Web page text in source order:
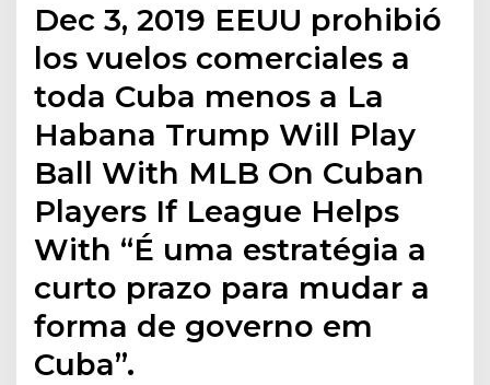
Dec 3, 2019 EEUU prohibió
los vuelos comerciales a
toda Cuba menos a La
Habana Trump Will Play
Ball With MLB On Cuban
Players If League Helps
With “É uma estratégia a
curto prazo para mudar a
forma de governo em
Cuba”.